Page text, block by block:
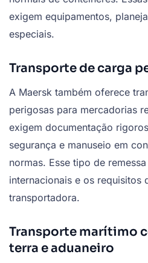
exigem equipamentos,
especiais.
Transporte de carga
A Maersk também oferece
perigosas para mercadorias
exigem documentação
segurança e manuseio em
normas. Esse tipo de
internacionais e os requisitos
transportadora.
Transporte marítimo
terra e aduaneiro